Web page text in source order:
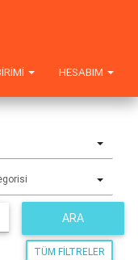
HESABIM
ARA
TÜM FILTRELER